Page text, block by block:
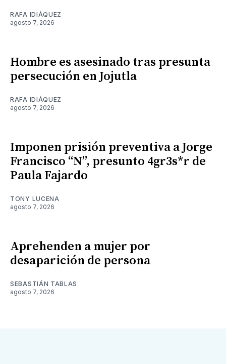
RAFA IDIÁQUEZ
agosto 7, 2026
Hombre es asesinado tras presunta
persecución en Jojutla
RAFA IDIÁQUEZ
agosto 7, 2026
Imponen prisión preventiva a Jorge
Francisco “N”, presunto 4gr3s*r de
Paula Fajardo
TONY LUCENA
agosto 7, 2026
Aprehenden a mujer por
desaparición de persona
SEBASTIÁN TABLAS
agosto 7, 2026